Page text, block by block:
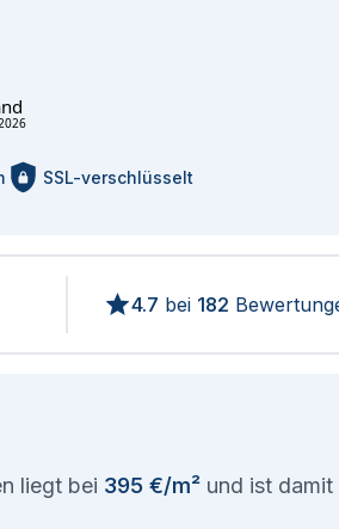
SSL-verschlüsselt
4.7 bei 182
liegt bei 395 €/m² und ist damit